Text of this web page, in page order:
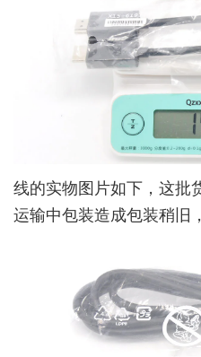
线的实物图片如下，这批
运输中包装造成包装稍旧